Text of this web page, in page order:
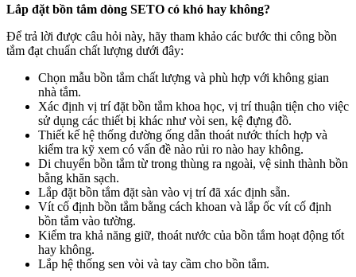
Lắp đặt bồn tắm dòng SETO có khó hay không?
Để trả lời được câu hỏi này, hãy tham khảo các bước thi công bồn
tắm đạt chuẩn chất lượng dưới đây:
Chọn mẫu bồn tắm chất lượng và phù hợp với không gian
nhà tắm.
Xác định vị trí đặt bồn tắm khoa học, vị trí thuận tiện cho việc
sử dụng các thiết bị khác như vòi sen, kệ đựng đồ.
Thiết kế hệ thống đường ống dẫn thoát nước thích hợp và
kiểm tra kỹ xem có vấn đề nào rủi ro nào hay không.
Di chuyển bồn tắm từ trong thùng ra ngoài, vệ sinh thành bồn
bằng khăn sạch.
Lắp đặt bồn tắm đặt sàn vào vị trí đã xác định sẵn.
Vít cố định bồn tắm bằng cách khoan và lắp ốc vít cố định
bồn tắm vào tường.
Kiểm tra khả năng giữ, thoát nước của bồn tắm hoạt động tốt
hay không.
Lắp hệ thống sen vòi và tay cầm cho bồn tắm.